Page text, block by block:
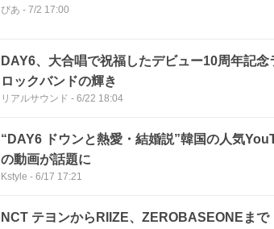
ぴあ - 7/2 17:00
DAY6、大合唱で祝福したデビュー10周年記
ロックバンドの輝き
リアルサウンド - 6/22 18:04
“DAY6 ドウンと熱愛・結婚説”韓国の人気
の動画が話題に
Kstyle - 6/17 17:21
NCT テヨンからRIIZE、ZEROBASEONEまで